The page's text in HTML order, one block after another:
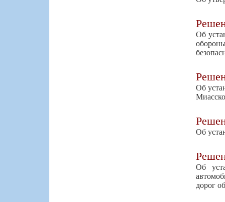
Об
Об
Об
Об
дорог